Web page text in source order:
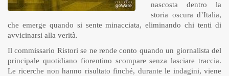
nascosta dentro la
storia oscura d’Italia,
che emerge quando si sente minacciata, eliminando chi tenti di
avvicinarsi alla verità.
Il commissario Ristori se ne rende conto quando un giornalista del
principale quotidiano fiorentino scompare senza lasciare traccia.
Le ricerche non hanno risultato finché, durante le indagini, viene